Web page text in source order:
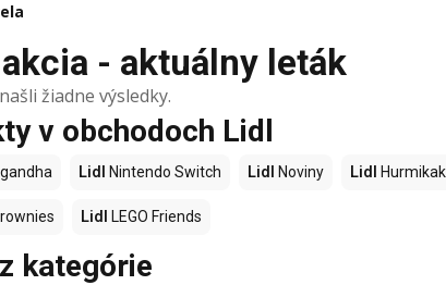
- aktuálny leták
žiadne výsledky.
v obchodoch Lidl
Lidl Nintendo Switch Lidl Noviny Lidl
Lidl LEGO Friends
kategórie